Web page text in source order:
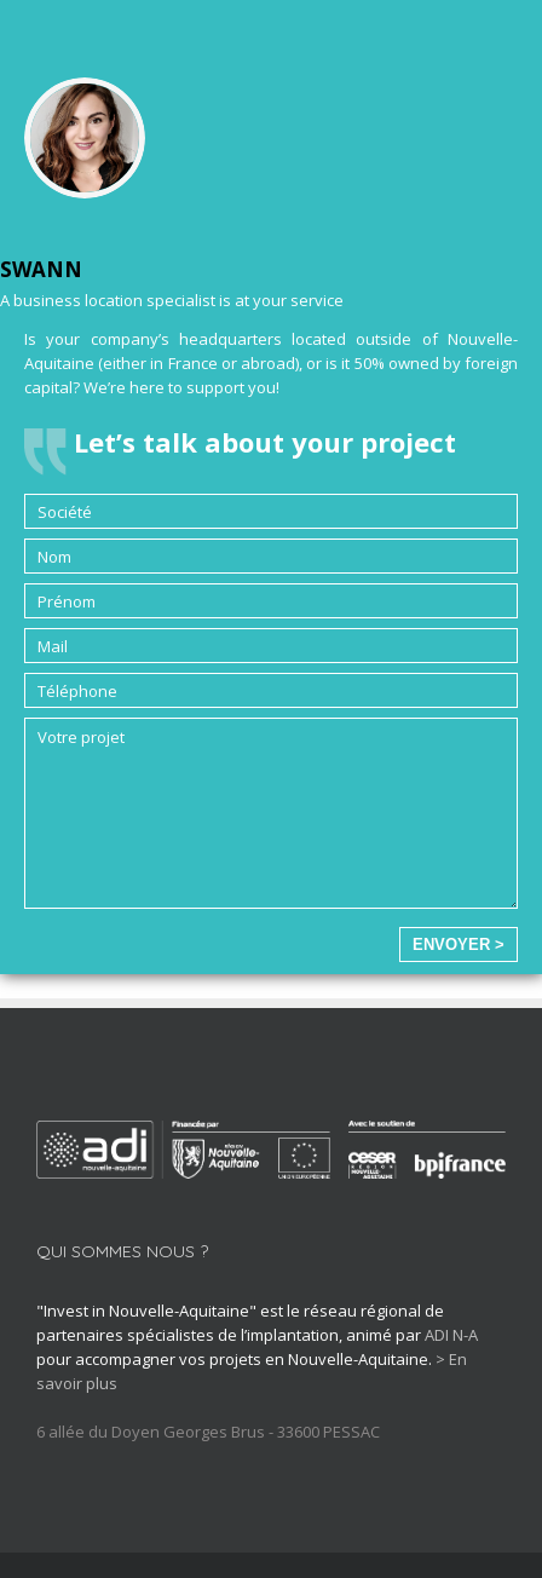
SWANN
A business location specialist is at your service
Is your company’s headquarters located outside of Nouvelle-
Aquitaine (either in France or abroad), or is it 50% owned by foreign
capital? We’re here to support you!
Let’s talk about your project
ENVOYER >
QUI SOMMES NOUS ?
"Invest in Nouvelle-Aquitaine" est le réseau régional de
partenaires spécialistes de l’implantation, animé parADI N-A
pour accompagner vos projets en Nouvelle-Aquitaine. > En
savoir plus
6 allée du Doyen Georges Brus - 33600 PESSAC